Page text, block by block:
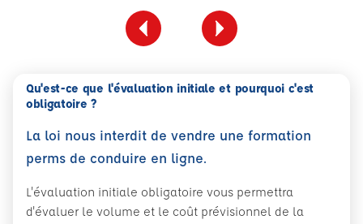
Qu'est-ce que l'évaluation initiale et pourquoi c'est
obligatoire ?
La loi nous interdit de vendre une formation
perms de conduire en ligne.
L'évaluation initiale obligatoire vous permettra
d'évaluer le volume et le coût prévisionnel de la